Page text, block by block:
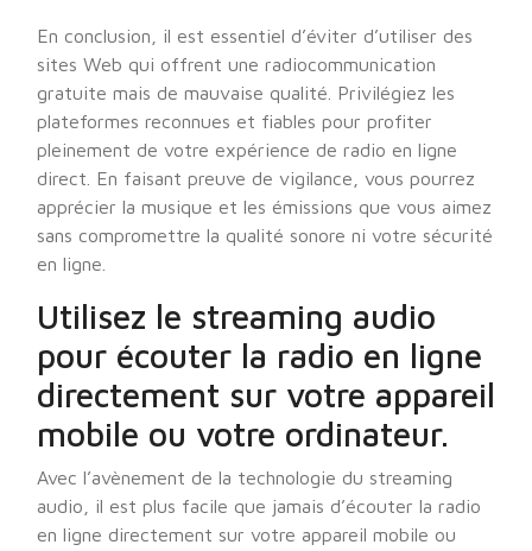
En conclusion, il est essentiel d’éviter d’utiliser des
sites Web qui offrent une radiocommunication
gratuite mais de mauvaise qualité. Privilégiez les
plateformes reconnues et fiables pour profiter
pleinement de votre expérience de radio en ligne
direct. En faisant preuve de vigilance, vous pourrez
apprécier la musique et les émissions que vous aimez
sans compromettre la qualité sonore ni votre sécurité
en ligne.
Utilisez le streaming audio
pour écouter la radio en ligne
directement sur votre appareil
mobile ou votre ordinateur.
Avec l’avènement de la technologie du streaming
audio, il est plus facile que jamais d’écouter la radio
en ligne directement sur votre appareil mobile ou